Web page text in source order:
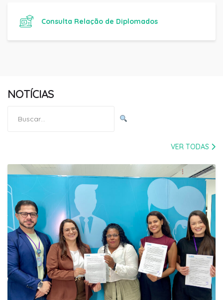
Consulta Relação de Diplomados
NOTÍCIAS
por:
VER TODAS